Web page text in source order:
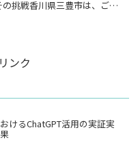
の挑戦香川県三豊市は、ごみ
ンク
けるChatGPT活用の実証実